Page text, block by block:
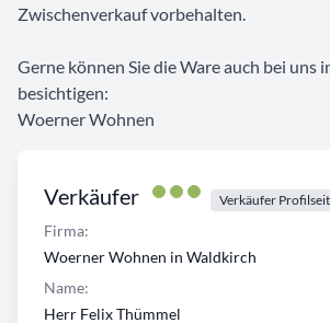
Verkäufer Verkäufer
Firma:
Woerner Wohnen in Waldkirch
Name:
Herr Felix Thümmel
Zwischenverkauf vorbehalten.
Gerne können Sie die Ware auch bei uns
besichtigen:
Woerner Wohnen